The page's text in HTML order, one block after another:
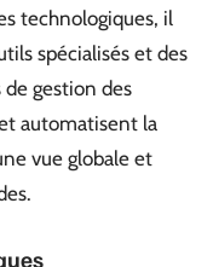
technologiques, il
spécialisés et des
gestion des
automatisent la
vue globale et